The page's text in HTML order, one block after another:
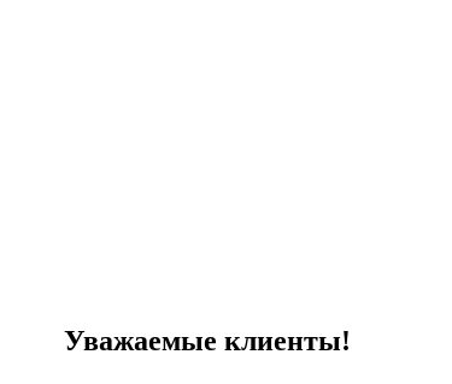
Уважаемые клиенты!